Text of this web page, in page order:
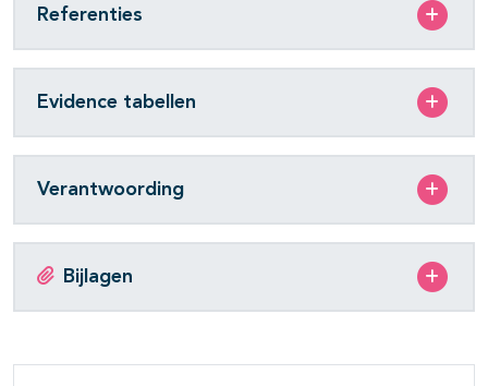
Referenties
Evidence tabellen
Verantwoording
Bijlagen